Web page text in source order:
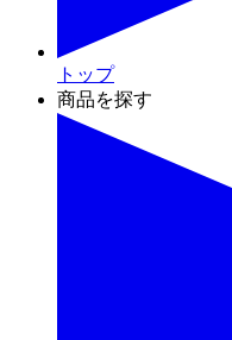
トップ
商品を探す